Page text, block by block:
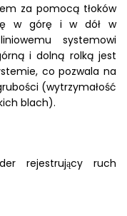
za pomocą tłoków
w górę i w dół w
systemowi
i dolną rolką jest
co pozwala na
(wytrzymałość
blach).
rejestrujący ruch